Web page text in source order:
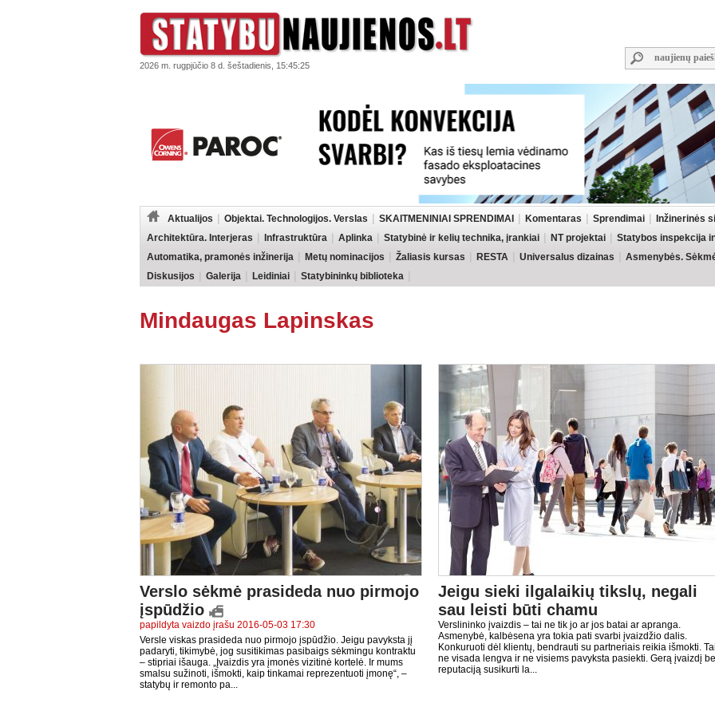
2026 m. rugpjūčio 8 d. šeštadienis, 15:45:25
Aktualijos Objektai. Technologijos. Verslas SKAITMENINIAI SPRENDIMAI Komentaras Sprendimai
Inžinerinės
Architektūra. Interjeras
Infrastruktūra Aplinka Statybinė ir kelių technika, įrankiai NT projektai
Statybos inspekcija
Automatika, pramonės inžinerija
Metų nominacijos Žaliasis kursas RESTA Universalus dizainas
Asmenybės.
Diskusijos
Galerija Leidiniai Statybininkų biblioteka
Mindaugas Lapinskas
Verslo sėkmė prasideda nuo pirmojo
įspūdžio
papildyta vaizdo įrašu 2016-05-03 17:30
Versle viskas prasideda nuo pirmojo įspūdžio. Jeigu pavyksta jį
padaryti, tikimybė, jog susitikimas pasibaigs sėkmingu kontraktu
– stipriai išauga. „Įvaizdis yra įmonės vizitinė kortelė. Ir mums
smalsu sužinoti, išmokti, kaip tinkamai reprezentuoti įmonę“, –
statybų ir remonto pa...
Jeigu sieki ilgalaikių tikslų, negali
sau leisti būti chamu
Verslininko įvaizdis – tai ne tik jo ar jos batai ar apranga.
Asmenybė, kalbėsena yra tokia pati svarbi įvaizdžio dalis.
Konkuruoti dėl klientų, bendrauti su partneriais reikia išmokti.
ne visada lengva ir ne visiems pavyksta pasiekti. Gerą įvaizdį
reputaciją susikurti la...